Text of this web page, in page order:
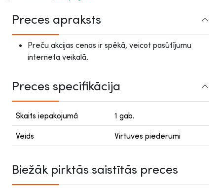
Preces apraksts
Preču akcijas cenas ir spēkā, veicot pasūtījumu
interneta veikalā.
Preces specifikācija
Skaits iepakojumā 1 gab.
Veids Virtuves piederumi
Biežāk pirktās saistītās preces